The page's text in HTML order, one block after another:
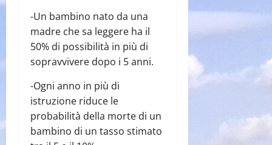
-Un bambino nato da una
madre che sa leggere ha il
50% di possibilità in più di
sopravvivere dopo i 5 anni.
-Ogni anno in più di
istruzione riduce le
probabilità della morte di un
bambino di un tasso stimato